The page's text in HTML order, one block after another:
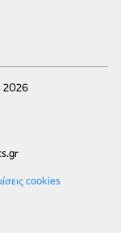
2026
cookies